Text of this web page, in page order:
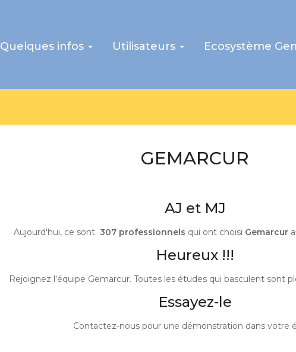
Quelques infos Utilisateurs Ecosystème
GEMARCUR
AJ et MJ
Aujourd'hui, ce sont 307 professionnels qui ont choisi Gemarcur
Heureux !!!
Rejoignez l'équipe Gemarcur. Toutes les études qui basculent sont
Essayez-le
Contactez-nous pour une démonstration dans votre